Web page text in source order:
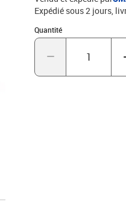
Expédié sous 2 jours
Quantité
Quantité : 1